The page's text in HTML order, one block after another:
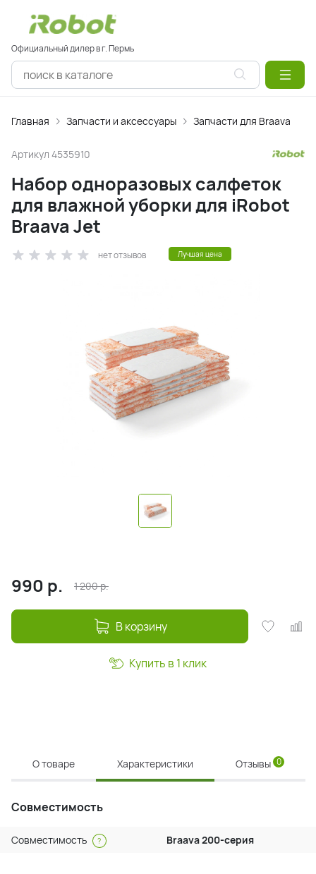
Официальный дилер в г. Пермь
Главная Запчасти и аксессуары Запчасти для Braava
Артикул 4535910
Набор одноразовых салфеток
для влажной уборки для iRobot
Braava Jet
нет отзывов Лучшая цена
990 р. 1 200р.
В корзину
Купить в 1 клик
О товаре Характеристики Отзывы 0
Совместимость
Совместимость ? Braava 200-серия